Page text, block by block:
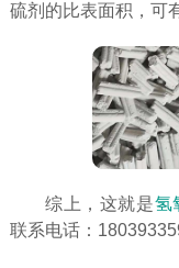
硫剂的比表面积，可
综上，这就是氢
联系电话：